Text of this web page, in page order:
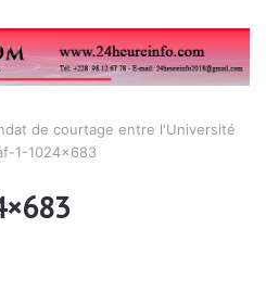
de courtage entre l'Université
1-1024×683